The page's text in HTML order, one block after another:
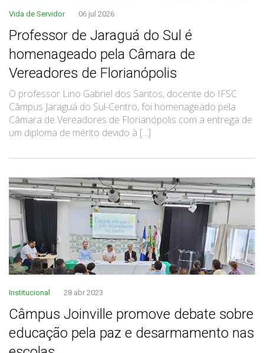
Vida de Servidor 06 jul 2026
Professor de Jaraguá do Sul é
homenageado pela Câmara de
Vereadores de Florianópolis
O professor Lino Gabriel dos Santos, docente do IFSC
Câmpus Jaraguá do Sul-Centro, foi homenageado pela
Câmara de Vereadores de Florianópolis com a entrega de
um diploma de mérito devido à [...]
Institucional 28 abr 2023
Câmpus Joinville promove debate sobre
educação pela paz e desarmamento nas